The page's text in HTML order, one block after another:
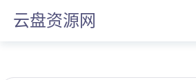
云盘资源网